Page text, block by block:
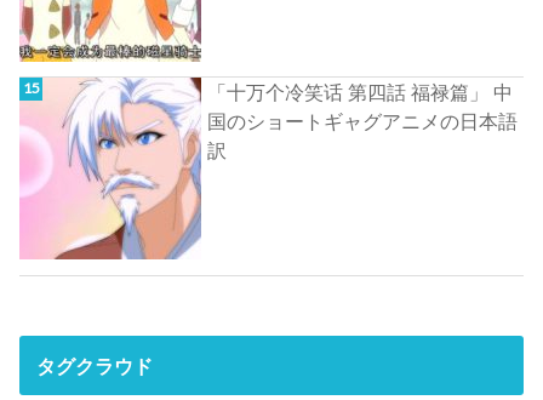
「十万个冷笑话 第四話 福禄篇」 中
国のショートギャグアニメの日本語
訳
タグクラウド